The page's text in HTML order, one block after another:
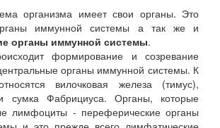
организма имеет свои органы. Это
иммунной системы а так же и
органы иммунной системы.
формирование и созревание
органы иммунной системы. К
вилочковая железа (тимус),
сумка Фабрициуса. Органы, которые
лимфоциты - переферические органы